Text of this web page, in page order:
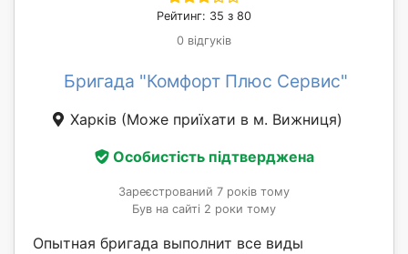
Рейтинг: 35 з 80
0 відгуків
Бригада "Комфорт Плюс Сервис"
Харків (Може приїхати в м. Вижниця)
Особистість підтверджена
Зареєстрований 7 років тому
Був на сайті 2 роки тому
Опытная бригада выполнит все виды